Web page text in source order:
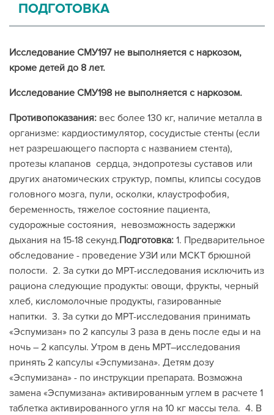
ПОДГОТОВКА
Исследование СМУ197 не выполняется с наркозом,
кроме детей до 8 лет.
Исследование СМУ198 не выполняется с наркозом.
Противопоказания: вес более 130 кг, наличие металла в
организме: кардиостимулятор, сосудистые стенты (если
нет разрешающего паспорта с названием стента),
протезы клапанов сердца, эндопротезы суставов или
других анатомических структур, помпы, клипсы сосудов
головного мозга, пули, осколки, клаустрофобия,
беременность, тяжелое состояние пациента,
судорожные состояния, невозможность задержки
дыхания на 15-18 секунд.Подготовка: 1. Предварительное
обследование - проведение УЗИ или МСКТ брюшной
полости. 2. За сутки до МРТ-исследования исключить из
рациона следующие продукты: овощи, фрукты, черный
хлеб, кисломолочные продукты, газированные
напитки. 3. За сутки до МРТ-исследования принимать
«Эспумизан» по 2 капсулы 3 раза в день после еды и на
ночь – 2 капсулы. Утром в день МРТ–исследования
принять 2 капсулы «Эспумизана». Детям дозу
«Эспумизана» - по инструкции препарата. Возможна
замена «Эспумизана» активированным углем в расчете 1
таблетка активированного угля на 10 кг массы тела. 4. В